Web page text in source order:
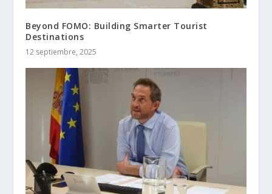
Beyond FOMO: Building Smarter Tourist
Destinations
12 septiembre, 2025